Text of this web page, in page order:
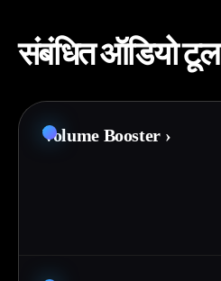
संबंधित ऑडियो टूल
Volume Booster ›